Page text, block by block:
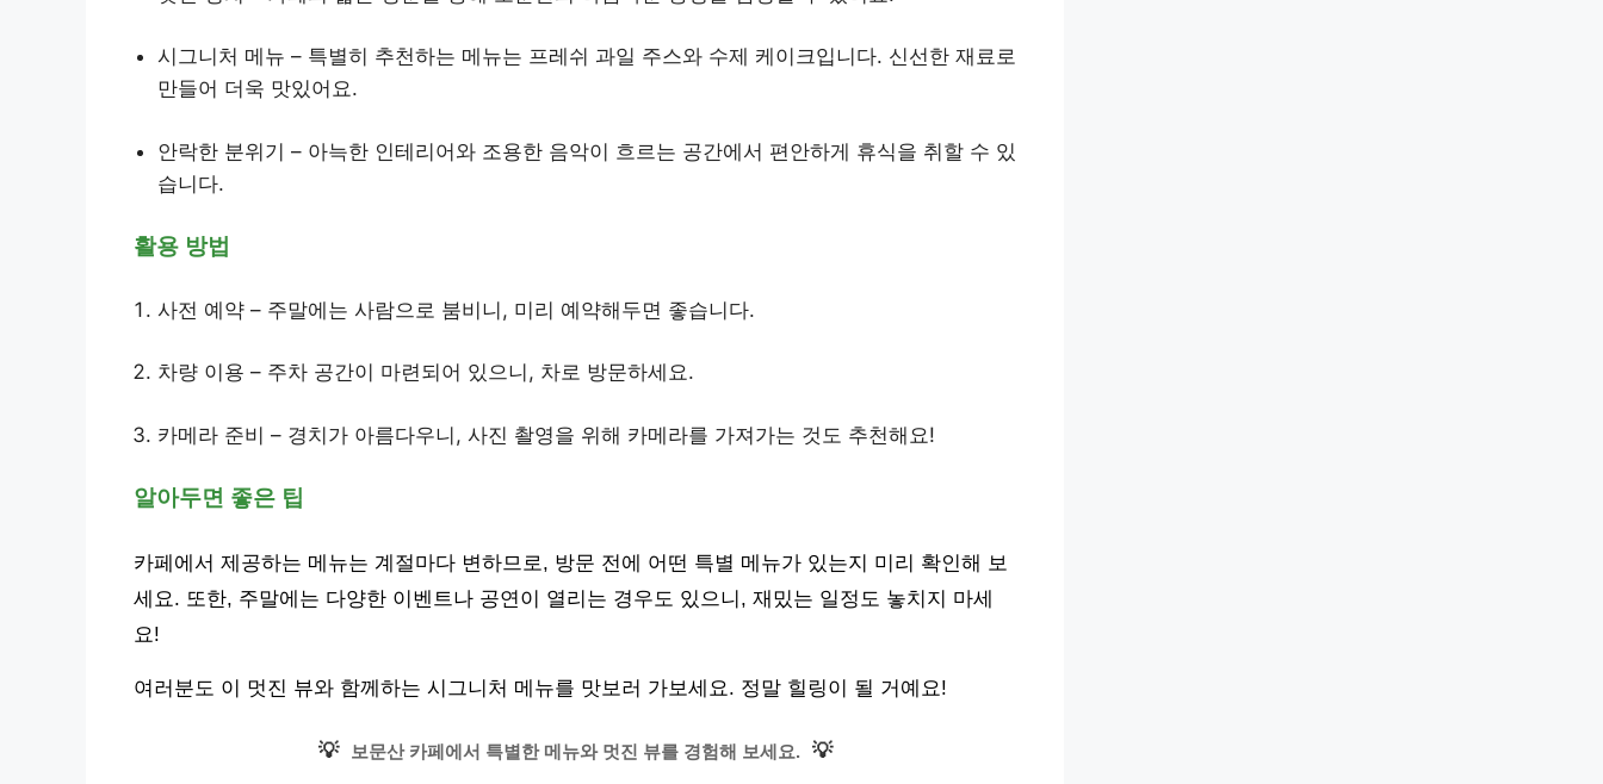
시그니처 메뉴 – 특별히 추천하는 메뉴는 프레쉬 과일 주스와 수제 케이크입니다. 신선한 재료로
만들어 더욱 맛있어요.
안락한 분위기 – 아늑한 인테리어와 조용한 음악이 흐르는 공간에서 편안하게 휴식을 취할 수 있
습니다.
활용 방법
사전 예약 – 주말에는 사람으로 붐비니, 미리 예약해두면 좋습니다.
차량 이용 – 주차 공간이 마련되어 있으니, 차로 방문하세요.
카메라 준비 – 경치가 아름다우니, 사진 촬영을 위해 카메라를 가져가는 것도 추천해요!
알아두면 좋은 팁
카페에서 제공하는 메뉴는 계절마다 변하므로, 방문 전에 어떤 특별 메뉴가 있는지 미리 확인해 보
세요. 또한, 주말에는 다양한 이벤트나 공연이 열리는 경우도 있으니, 재밌는 일정도 놓치지 마세
요!
여러분도 이 멋진 뷰와 함께하는 시그니처 메뉴를 맛보러 가보세요. 정말 힐링이 될 거예요!
💡 보문산 카페에서 특별한 메뉴와 멋진 뷰를 경험해 보세요. 💡